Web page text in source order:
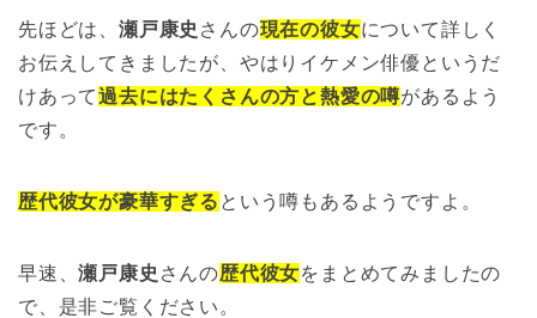
先ほどは、 瀬戸康史 さんの現在の彼女について詳しく
お伝えしてきましたが、やはりイケメン俳優というだ
けあって過去にはたくさんの方と熱愛の噂があるよう
です。
歴代彼女が豪華すぎる という噂もあるようですよ。
早速、瀬戸康史 さんの歴代彼女をまとめてみましたの
で、是非ご覧ください。